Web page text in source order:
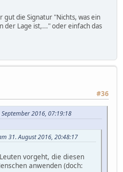
gut die Signatur "Nichts, was ein
der Lage ist,..." oder einfach das
#36
2016, 07:19:18
31. August 2016, 20:48:17
vorgeht, die diesen
anwenden (doch: